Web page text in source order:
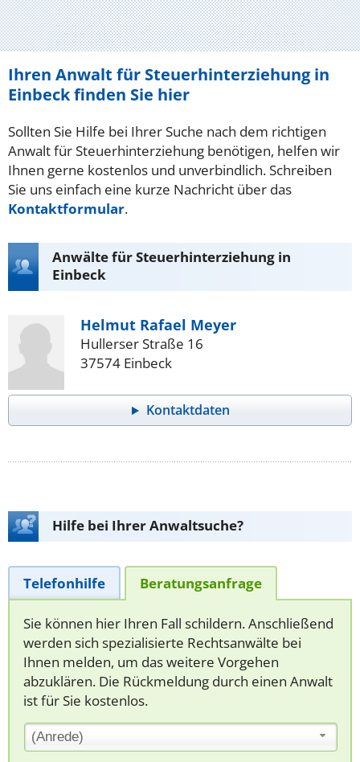
Ihren Anwalt für Steuerhinterziehung in
Einbeck finden Sie hier
Sollten Sie Hilfe bei Ihrer Suche nach dem richtigen
Anwalt für Steuerhinterziehung benötigen, helfen wir
Ihnen gerne kostenlos und unverbindlich. Schreiben
Sie uns einfach eine kurze Nachricht über das
Kontaktformular.
Anwälte für Steuerhinterziehung in
Einbeck
Helmut Rafael Meyer
Hullerser Straße 16
37574 Einbeck
Kontaktdaten
Hilfe bei Ihrer Anwaltsuche?
Telefonhilfe Beratungsanfrage
Sie können hier Ihren Fall schildern. Anschließend
werden sich spezialisierte Rechtsanwälte bei
Ihnen melden, um das weitere Vorgehen
abzuklären. Die Rückmeldung durch einen Anwalt
ist für Sie kostenlos.
(Anrede)